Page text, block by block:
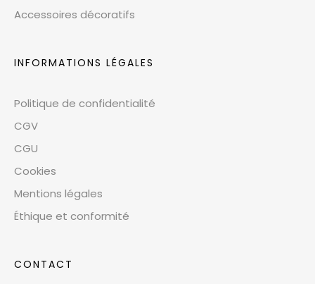
Accessoires décoratifs
INFORMATIONS LÉGALES
Politique de confidentialité
CGV
CGU
Cookies
Mentions légales
Éthique et conformité
CONTACT